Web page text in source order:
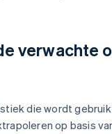
verwachte
die wordt
op basis